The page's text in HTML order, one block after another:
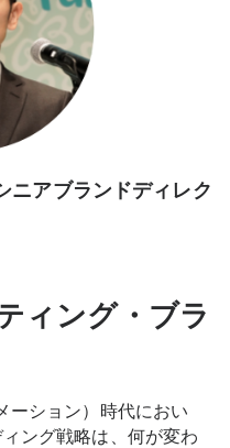
ニアブランドディレク
ィング・ブラ
ーション）時代におい
ング戦略は、何が変わ